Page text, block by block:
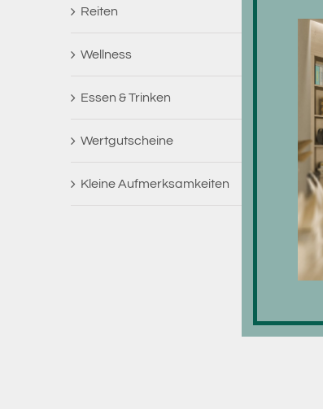
Reiten
Wellness
Essen & Trinken
Wertgutscheine
Kleine Aufmerksamkeiten